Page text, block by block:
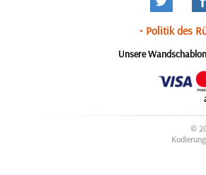
• Politik des
Unsere
©